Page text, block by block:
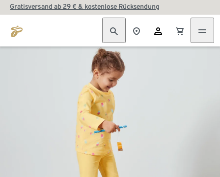
Gratisversand ab 29 € & kostenlose Rücksendung